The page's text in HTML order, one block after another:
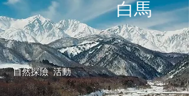
白馬
自然探險 活動